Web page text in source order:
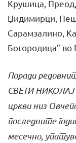
Крушица,
Џидимирци,
Сарамзалино,
Богородица” во
Поради
СВЕТИ НИКОЛАЈ
цркви низ
последните
месечно,